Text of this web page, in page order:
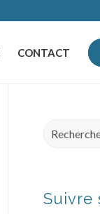
CONTACT
Suivre